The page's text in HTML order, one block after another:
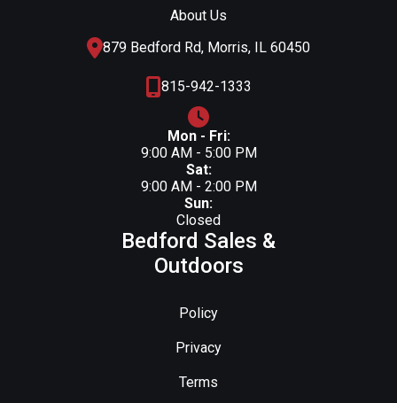
About Us
879 Bedford Rd, Morris, IL 60450
815-942-1333
Mon - Fri:
9:00 AM - 5:00 PM
Sat:
9:00 AM - 2:00 PM
Sun:
Closed
Bedford Sales &
Outdoors
Policy
Privacy
Terms